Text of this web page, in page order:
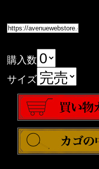
購入数
サイズ